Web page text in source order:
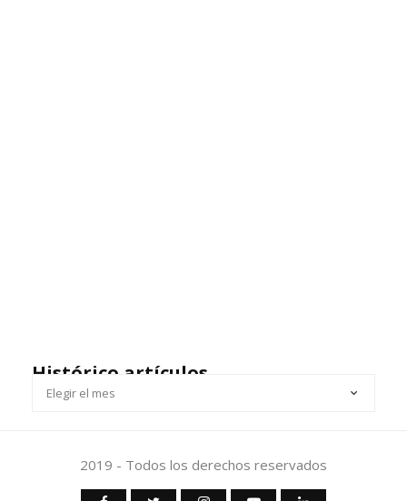
Histórico artículos
2019 - Todos los derechos reservados